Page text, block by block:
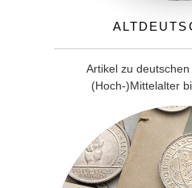
Artikel zu
(Hoch-)Mittelalter